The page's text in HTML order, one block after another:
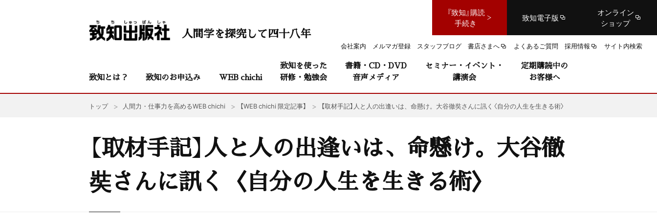
『致知』購読
手続き
致知電子版
オンライン
ショップ
会社案内 メルマガ登録 スタッフブログ 書店さまへ よくあるご質問 採用情報 サイト内検索
人間学を探究して四十八年
致知とは？ 致知のお申込み WEB chichi
致知を使った
研修・勉強会
書籍・CD・DVD
音声メディア
セミナー・イベント・
講演会
定期購読中の
お客様へ
トップ 人間力・仕事力を高めるWEB chichi 【WEB chichi 限定記事】 【取材手記】人と人の出逢いは、命懸け。大谷徹奘さんに訊く〈自分の人生を生きる術〉
【取材手記】人と人の出逢いは、命懸け。大谷徹
奘さんに訊く〈自分の人生を生きる術〉